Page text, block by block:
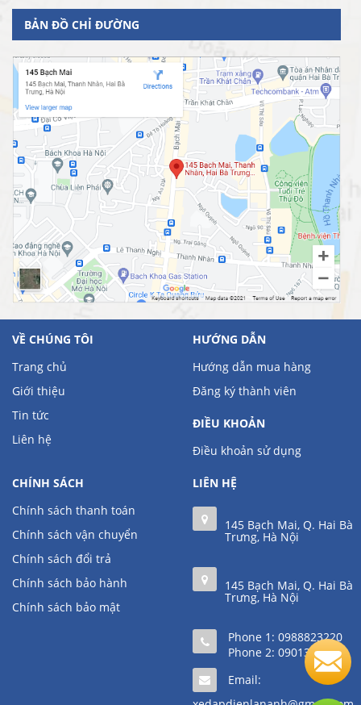
BẢN ĐỒ CHỈ ĐƯỜNG
VỀ CHÚNG TÔI
Trang chủ
Giới thiệu
Tin tức
Liên hệ
HƯỚNG DẪN
Hướng dẫn mua hàng
Đăng ký thành viên
ĐIỀU KHOẢN
Điều khoản sử dụng
CHÍNH SÁCH
Chính sách thanh toán
Chính sách vận chuyển
Chính sách đổi trả
Chính sách bảo hành
Chính sách bảo mật
LIÊN HỆ
145 Bạch Mai, Q. Hai Bà
Trưng, Hà Nội
145 Bạch Mai, Q. Hai Bà
Trưng, Hà Nội
Phone 1: 0988823220
Phone 2: 0901361111
Email: